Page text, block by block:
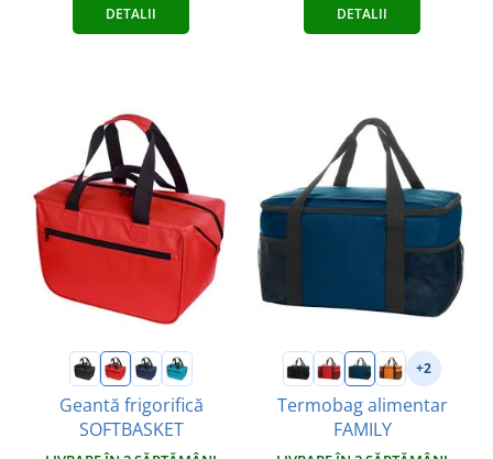
DETALII DETALII
Geantă frigorifică
SOFTBASKET
+2
Termobag alimentar
FAMILY